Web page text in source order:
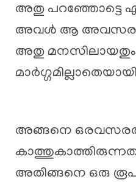
അതു പറഞ്ഞോട്ടെ
അവൾ ആ
അതു മനസിലായതും
അങ്ങനെ
അതിങ്ങനെ ഒരു